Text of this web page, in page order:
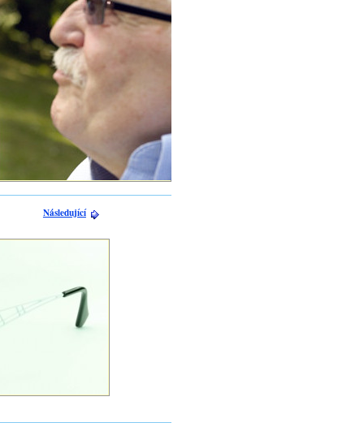
Následující